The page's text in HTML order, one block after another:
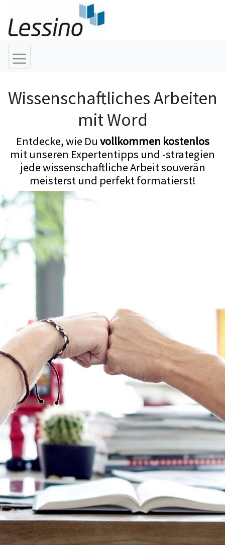
Wissenschaftliches Arbeiten
mit Word
Entdecke, wie Du vollkommen kostenlos
mit unseren Expertentipps und -strategien
jede wissenschaftliche Arbeit souverän
meisterst und perfekt formatierst!